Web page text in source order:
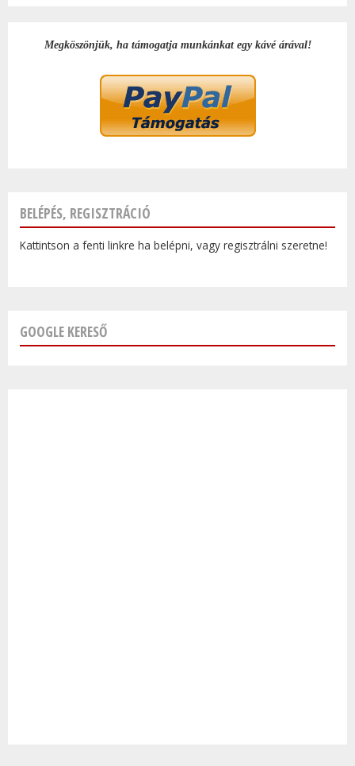
Megköszönjük, ha támogatja munkánkat egy kávé árával!
BELÉPÉS, REGISZTRÁCIÓ
Kattintson a fenti linkre ha belépni, vagy regisztrálni szeretne!
GOOGLE KERESŐ